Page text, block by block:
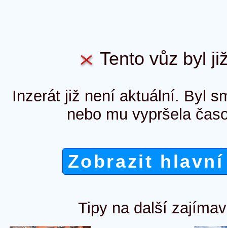
Tento vůz byl
Inzerát již není aktuální. Byl
nebo mu vypršela
Zobrazit
Tipy na další